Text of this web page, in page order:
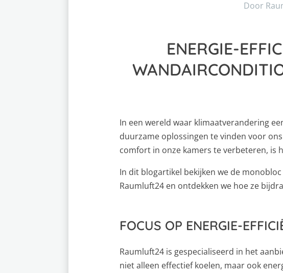
Door
ENERGIE-
In een wereld waar klimaatverandering
duurzame oplossingen te vinden voor
comfort in onze kamers te verbeteren, is
In dit blogartikel bekijken we de
Raumluft24 en ontdekken we hoe ze
FOCUS OP ENERGIE-
Raumluft24 is gespecialiseerd in het
niet alleen effectief koelen, maar ook